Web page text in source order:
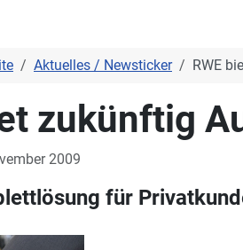
Aktuelles / Newsticker RWE
zukünftig
2009
für